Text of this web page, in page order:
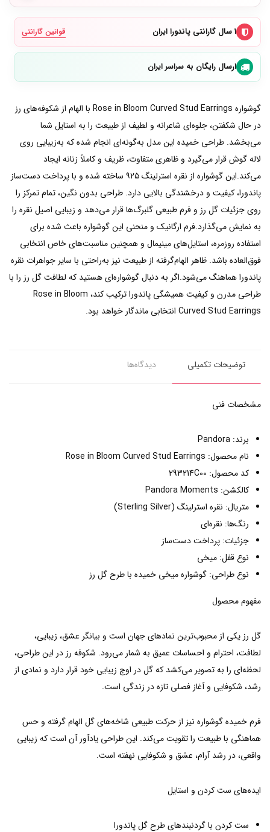
۱ سال گارانتی پاندورا ایران قوانین گارانتی
ارسال رایگان به سراسر ایران
گوشواره Rose in Bloom Curved Stud Earrings با الهام از شکوفه‌های رز
در حال شکفتن، جلوه‌ای شاعرانه و لطیف از طبیعت را به استایل شما
می‌بخشد. طراحی خمیده این مدل به‌گونه‌ای انجام شده که به‌زیبایی روی
لاله گوش قرار می‌گیرد و ظاهری متفاوت، ظریف و کاملاً زنانه ایجاد
می‌کند.این گوشواره از نقره استرلینگ ۹۲۵ ساخته شده و با پرداخت دست‌ساز
پاندورا، کیفیت و درخشندگی بالایی دارد. طراحی بدون نگین، تمام تمرکز را
روی جزئیات گل رز و فرم طبیعی گلبرگ‌ها قرار می‌دهد و زیبایی اصیل نقره را
به نمایش می‌گذارد.فرم ارگانیک و منحنی این گوشواره باعث شده برای
استفاده روزمره، استایل‌های مینیمال و همچنین مناسبت‌های خاص انتخابی
فوق‌العاده باشد. ظاهر الهام‌گرفته از طبیعت نیز به‌راحتی با سایر جواهرات نقره
پاندورا هماهنگ می‌شود.اگر به دنبال گوشواره‌ای هستید که لطافت گل رز را با
طراحی مدرن و کیفیت همیشگی پاندورا ترکیب کند، Rose in Bloom
Curved Stud Earrings انتخابی ماندگار خواهد بود.
توضیحات تکمیلی دیدگاه‌ها
مشخصات فنی
برند: Pandora
نام محصول: Rose in Bloom Curved Stud Earrings
کد محصول: 293214C00
کالکشن: Pandora Moments
متریال: نقره استرلینگ (Sterling Silver)
رنگ‌ها: نقره‌ای
جزئیات: پرداخت دست‌ساز
نوع قفل: میخی
نوع طراحی: گوشواره میخی خمیده با طرح گل رز
مفهوم محصول
گل رز یکی از محبوب‌ترین نمادهای جهان است و بیانگر عشق، زیبایی،
لطافت، احترام و احساسات عمیق به شمار می‌رود. شکوفه رز در این طراحی،
لحظه‌ای را به تصویر می‌کشد که گل در اوج زیبایی خود قرار دارد و نمادی از
رشد، شکوفایی و آغاز فصلی تازه در زندگی است.
فرم خمیده گوشواره نیز از حرکت طبیعی شاخه‌های گل الهام گرفته و حس
هماهنگی با طبیعت را تقویت می‌کند. این طراحی یادآور آن است که زیبایی
واقعی، در رشد آرام، عشق و شکوفایی نهفته است.
ایده‌های ست کردن و استایل
ست کردن با گردنبندهای طرح گل پاندورا